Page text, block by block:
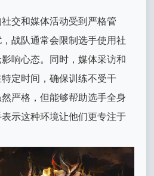
交和媒体活动受到严格管
战队通常会限制选手使用社
响心态。同时，媒体采访和
定时间，确保训练不受干
严格，但能够帮助选手全身
示这种环境让他们更专注于